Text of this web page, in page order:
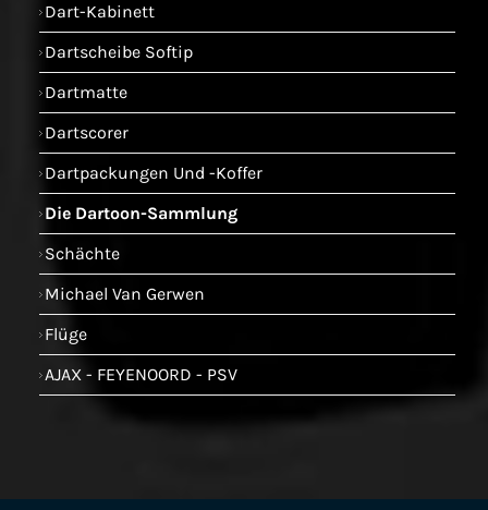
Dart-Kabinett
Dartscheibe Softip
Dartmatte
Dartscorer
Dartpackungen Und -koffer
Die Dartoon-Sammlung
Schächte
Michael Van Gerwen
Flüge
AJAX - FEYENOORD - PSV